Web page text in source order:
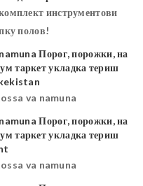
инструментови
полов!
va namuna
va namuna